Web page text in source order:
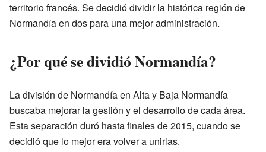
territorio francés. Se decidió dividir la histórica región de
Normandía en dos para una mejor administración.
¿Por qué se dividió Normandía?
La división de Normandía en Alta y Baja Normandía
buscaba mejorar la gestión y el desarrollo de cada área.
Esta separación duró hasta finales de 2015, cuando se
decidió que lo mejor era volver a unirlas.